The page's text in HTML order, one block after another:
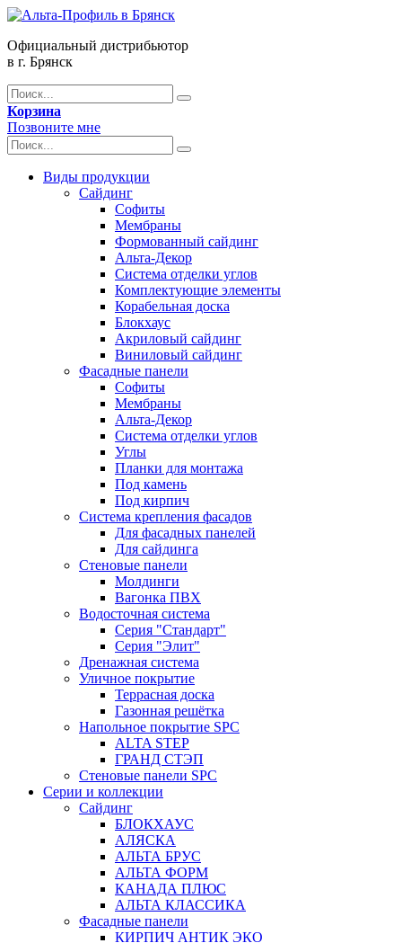
Официальный дистрибьютор
в г. Брянск
Корзина
Позвоните мне
Виды продукции
Сайдинг
Софиты
Мембраны
Формованный сайдинг
Альта-Декор
Система отделки углов
Комплектующие элементы
Корабельная доска
Блокхаус
Акриловый сайдинг
Виниловый сайдинг
Фасадные панели
Софиты
Мембраны
Альта-Декор
Система отделки углов
Углы
Планки для монтажа
Под камень
Под кирпич
Система крепления фасадов
Для фасадных панелей
Для сайдинга
Стеновые панели
Молдинги
Вагонка ПВХ
Водосточная система
Серия "Стандарт"
Серия "Элит"
Дренажная система
Уличное покрытие
Террасная доска
Газонная решётка
Напольное покрытие SPC
ALTA STEP
ГРАНД СТЭП
Стеновые панели SPC
Серии и коллекции
Сайдинг
БЛОКХАУС
АЛЯСКА
АЛЬТА БРУС
АЛЬТА ФОРМ
КАНАДА ПЛЮС
АЛЬТА КЛАССИКА
Фасадные панели
КИРПИЧ АНТИК ЭКО